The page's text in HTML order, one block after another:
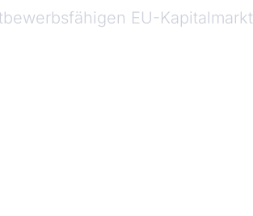
EU-Kapitalmarkt